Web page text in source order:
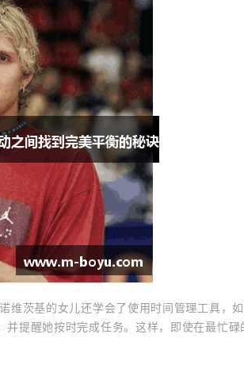
维茨基的女儿还学会了使用时间管理工具，
提醒她按时完成任务。这样，即使在最忙